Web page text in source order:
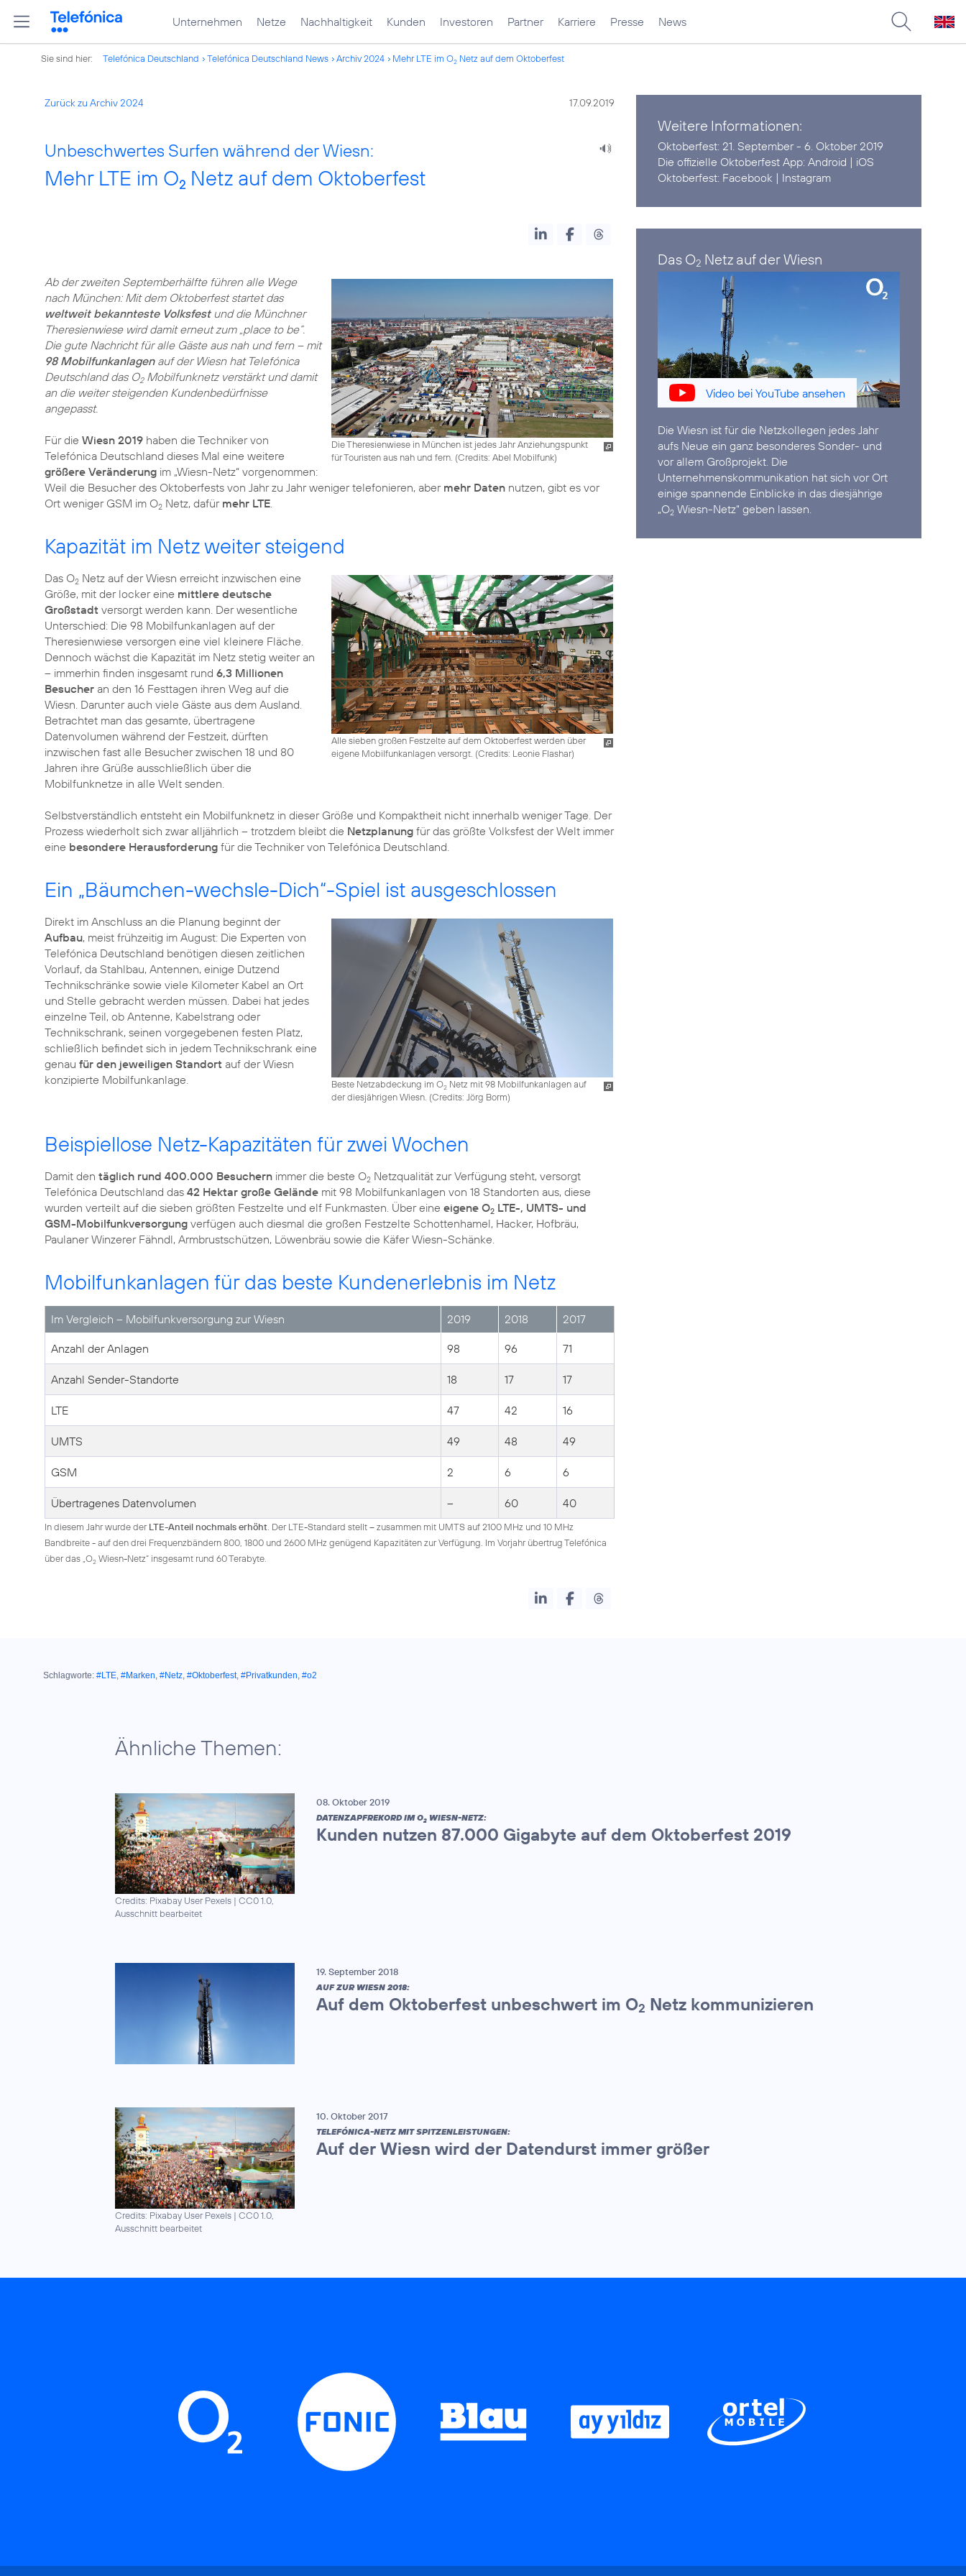
Unternehmen Netze Nachhaltigkeit Kunden Investoren Partner Karriere Presse News
Sie sind hier: Telefónica Deutschland Telefónica Deutschland News Archiv 2024 Mehr LTE im O2 Netz auf dem Oktoberfest
Zurück zu Archiv 2024 17.09.2019
Unbeschwertes Surfen während der Wiesn:
Mehr LTE im O2 Netz auf dem Oktoberfest
Die Theresienwiese in München ist jedes Jahr Anziehungspunkt
für Touristen aus nah und fern. (Credits: Abel Mobilfunk)
Ab der zweiten Septemberhälfte führen alle Wege
nach München: Mit dem Oktoberfest startet das
weltweit bekannteste Volksfestund die Münchner
Theresienwiese wird damit erneut zum „place to be“.
Die gute Nachricht für alle Gäste aus nah und fern – mit
98 Mobilfunkanlagenauf der Wiesn hat Telefónica
Deutschland das O2Mobilfunknetz verstärkt und damit
an die weiter steigenden Kundenbedürfnisse
angepasst.
Für die Wiesn 2019 haben die Techniker von
Telefónica Deutschland dieses Mal eine weitere
größere Veränderung im „Wiesn-Netz“ vorgenommen:
Weil die Besucher des Oktoberfests von Jahr zu Jahr weniger telefonieren, aber mehr Daten nutzen, gibt es vor
Ort weniger GSM im O2 Netz, dafür mehr LTE.
Kapazität im Netz weiter steigend
Alle sieben großen Festzelte auf dem Oktoberfest werden über
eigene Mobilfunkanlagen versorgt. (Credits: Leonie Flashar)
Das O2 Netz auf der Wiesn erreicht inzwischen eine
Größe, mit der locker eine mittlere deutsche
Großstadt versorgt werden kann. Der wesentliche
Unterschied: Die 98 Mobilfunkanlagen auf der
Theresienwiese versorgen eine viel kleinere Fläche.
Dennoch wächst die Kapazität im Netz stetig weiter an
– immerhin finden insgesamt rund 6,3 Millionen
Besucher an den 16 Festtagen ihren Weg auf die
Wiesn. Darunter auch viele Gäste aus dem Ausland.
Betrachtet man das gesamte, übertragene
Datenvolumen während der Festzeit, dürften
inzwischen fast alle Besucher zwischen 18 und 80
Jahren ihre Grüße ausschließlich über die
Mobilfunknetze in alle Welt senden.
Selbstverständlich entsteht ein Mobilfunknetz in dieser Größe und Kompaktheit nicht innerhalb weniger Tage. Der
Prozess wiederholt sich zwar alljährlich – trotzdem bleibt die Netzplanung für das größte Volksfest der Welt immer
eine besondere Herausforderung für die Techniker von Telefónica Deutschland.
Ein „Bäumchen-wechsle-Dich“-Spiel ist ausgeschlossen
Beste Netzabdeckung im O2Netz mit 98 Mobilfunkanlagen auf
der diesjährigen Wiesn. (Credits: Jörg Borm)
Direkt im Anschluss an die Planung beginnt der
Aufbau, meist frühzeitig im August: Die Experten von
Telefónica Deutschland benötigen diesen zeitlichen
Vorlauf, da Stahlbau, Antennen, einige Dutzend
Technikschränke sowie viele Kilometer Kabel an Ort
und Stelle gebracht werden müssen. Dabei hat jedes
einzelne Teil, ob Antenne, Kabelstrang oder
Technikschrank, seinen vorgegebenen festen Platz,
schließlich befindet sich in jedem Technikschrank eine
genau für den jeweiligen Standort auf der Wiesn
konzipierte Mobilfunkanlage.
Beispiellose Netz-Kapazitäten für zwei Wochen
Damit den täglich rund 400.000 Besuchern immer die beste O2 Netzqualität zur Verfügung steht, versorgt
Telefónica Deutschland das 42 Hektar große Gelände mit 98 Mobilfunkanlagen von 18 Standorten aus, diese
wurden verteilt auf die sieben größten Festzelte und elf Funkmasten. Über eine eigene O2 LTE-, UMTS- und
GSM-Mobilfunkversorgung verfügen auch diesmal die großen Festzelte Schottenhamel, Hacker, Hofbräu,
Paulaner Winzerer Fähndl, Armbrustschützen, Löwenbräu sowie die Käfer Wiesn-Schänke.
Mobilfunkanlagen für das beste Kundenerlebnis im Netz
Im Vergleich – Mobilfunkversorgung zur Wiesn 2019 2018 2017
Anzahl der Anlagen 98 96 71
Anzahl Sender-Standorte 18 17 17
LTE 47 42 16
UMTS 49 48 49
GSM 2 6 6
Übertragenes Datenvolumen -- 60 40
In diesem Jahr wurde derLTE-Anteil nochmals erhöht . Der LTE-Standard stellt – zusammen mit UMTS auf 2100 MHz und 10 MHz
Bandbreite - auf den drei Frequenzbändern 800, 1800 und 2600 MHz genügend Kapazitäten zur Verfügung. Im Vorjahr übertrug Telefónica
über das „O2 Wiesn-Netz“ insgesamt rund 60 Terabyte.
Weitere Informationen:
Oktoberfest: 21. September - 6. Oktober 2019
Die offizielle Oktoberfest App:Android | iOS
Oktoberfest: Facebook | Instagram
Das O2 Netz auf der Wiesn
Video bei YouTube ansehen
Die Wiesn ist für die Netzkollegen jedes Jahr
aufs Neue ein ganz besonderes Sonder- und
vor allem Großprojekt. Die
Unternehmenskommunikation hat sich vor Ort
einige spannende Einblicke in das diesjährige
„O2 Wiesn-Netz“ geben lassen.
Schlagworte: #LTE, #Marken, #Netz, #Oktoberfest, #Privatkunden, #o2
Ähnliche Themen:
Credits: Pixabay User Pexels | CC0 1.0,
Ausschnitt bearbeitet
08. Oktober 2019
DATENZAPFREKORD IM O2 WIESN-NETZ:
Kunden nutzen 87.000 Gigabyte auf dem Oktoberfest 2019
19. September 2018
AUF ZUR WIESN 2018:
Auf dem Oktoberfest unbeschwert im O2 Netz kommunizieren
Credits: Pixabay User Pexels | CC0 1.0,
Ausschnitt bearbeitet
10. Oktober 2017
TELEFÓNICA-NETZ MIT SPITZENLEISTUNGEN:
Auf der Wiesn wird der Datendurst immer größer